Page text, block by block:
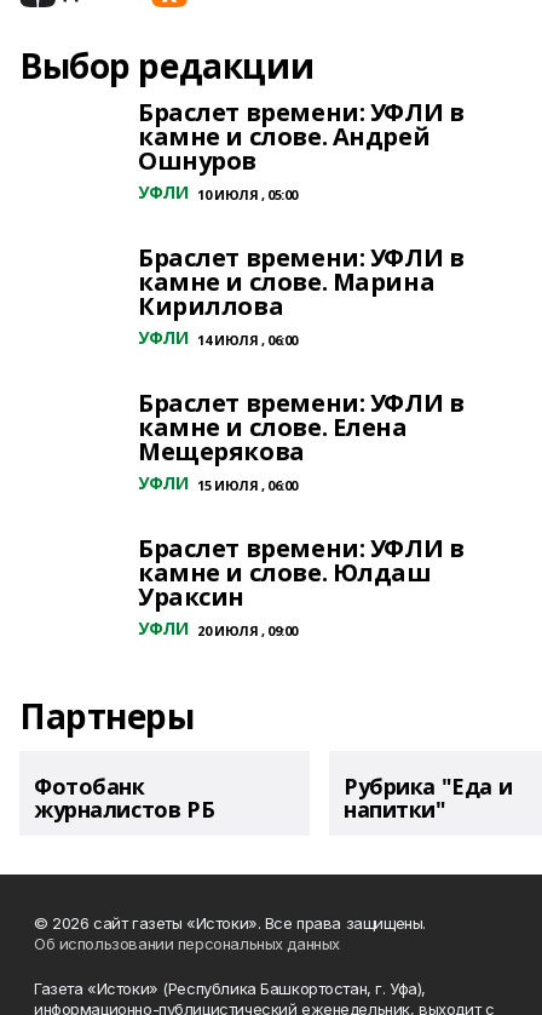
Выбор редакции
Браслет времени: УФЛИ в
камне и слове. Андрей
Ошнуров
УФЛИ 10 ИЮЛЯ , 05:00
Браслет времени: УФЛИ в
камне и слове. Марина
Кириллова
УФЛИ 14 ИЮЛЯ , 06:00
Браслет времени: УФЛИ в
камне и слове. Елена
Мещерякова
УФЛИ 15 ИЮЛЯ , 06:00
Браслет времени: УФЛИ в
камне и слове. Юлдаш
Ураксин
УФЛИ 20 ИЮЛЯ , 09:00
Партнеры
Фотобанк
журналистов РБ
Рубрика "Еда и
напитки"
© 2026 сайт газеты «Истоки». Все права защищены.
Об использовании персональных данных
Газета «Истоки» (Республика Башкортостан, г. Уфа),
информационно-публицистический еженедельник, выходит с